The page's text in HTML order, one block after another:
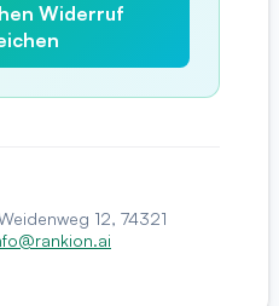
Widerruf
12, 74321